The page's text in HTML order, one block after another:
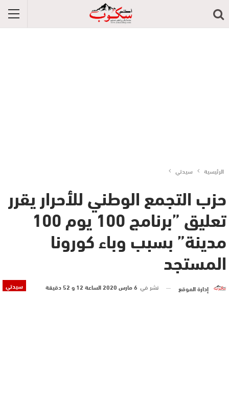
الرئيسية سيدتي
حزب التجمع الوطني للأحرار يقرر
تعليق ”برنامج 100 يوم 100
مدينة” بسبب وباء كورونا
المستجد
سيدتي إدارة الموقع نشر في 6 مارس 2020 الساعة 12 و 52 دقيقة